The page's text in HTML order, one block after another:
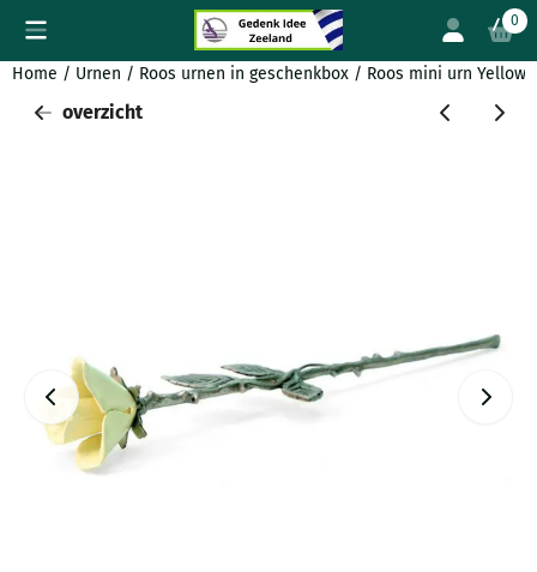
Cookievoorkeuren zijn beschikbaar. Kies instellingen of sta0
Home / Urnen / Roos urnen in geschenkbox / Roos mini urn
overzicht